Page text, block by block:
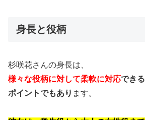
身長と役柄
杉咲花さんの身長は、
様々な役柄に対して柔軟に対応できる
ポイントでもあり ます。